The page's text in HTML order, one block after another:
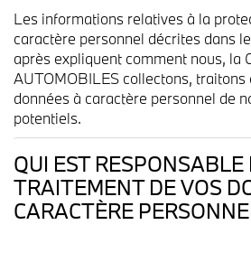
Les informations relatives à la
caractère personnel décrites dans
après expliquent comment nous, la
AUTOMOBILES collectons,
données à caractère personnel de
potentiels.
QUI EST RESPONSABLE
TRAITEMENT DE VOS
CARACTÈRE